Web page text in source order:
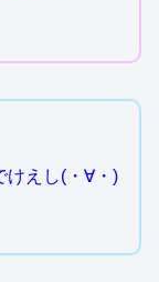
けえし(・∀・)